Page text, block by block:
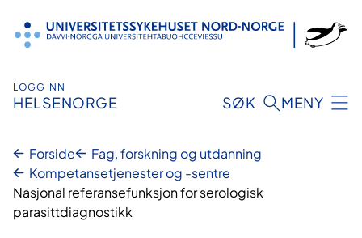
innhold
LOGG INN
HELSENORGE SØK MENY
Forside
Fag, forskning og utdanning
Kompetansetjenester og -sentre
Nasjonal referansefunksjon for serologisk
parasittdiagnostikk